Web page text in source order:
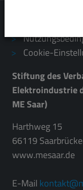
Cookie-
Stiftung des
Elektroindustrie
ME Saar)
Harthweg 15
66119
www.mesaar.de
E-Mail kontakt